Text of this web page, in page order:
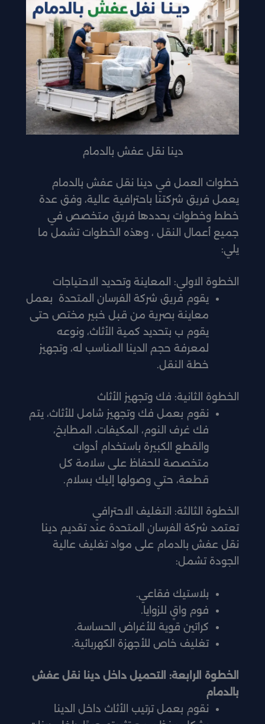
دينا نقل عفش بالدمام
خطوات العمل في دينا نقل عفش بالدمام
يعمل فريق شركتنا باحترافية عالية، وفق عدة
خطط وخطوات يحددها فريق متخصص في
جميع أعمال النقل ، وهذه الخطوات تشمل ما
يلي:
الخطوة الاولي: المعاينة وتحديد الاحتياجات
يقوم فريق شركة الفرسان المتحدة بعمل
معاينة بصرية من قبل خبير مختص حتى
يقوم ب بتحديد كمية الأثاث، ونوعه
لمعرفة حجم الدينا المناسب له، وتجهيز
خطة النقل.
الخطوة الثانية: فك وتجهيز الأثاث
نقوم بعمل فك وتجهيز شامل للأثاث، يتم
فك غرف النوم، المكيفات، المطابخ،
والقطع الكبيرة باستخدام أدوات
متخصصة للحفاظ على سلامة كل
قطعة، حتي وصولها إليك بسلام.
الخطوة الثالثة: التغليف الاحترافي
تعتمد شركة الفرسان المتحدة عند تقديم دينا
نقل عفش بالدمام على مواد تغليف عالية
الجودة تشمل:
بلاستيك فقاعي.
فوم واقٍ للزوايا.
كراتين قوية للأغراض الحساسة.
تغليف خاص للأجهزة الكهربائية.
الخطوة الرابعة: التحميل داخل دينا نقل عفش
بالدمام
نقوم بعمل ترتيب الأثاث داخل الدينا